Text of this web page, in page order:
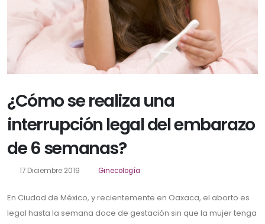
¿Cómo se realiza una
interrupción legal del embarazo
de 6 semanas?
17 Diciembre 2019 Ginecología
En Ciudad de México, y recientemente en Oaxaca, el aborto es
legal hasta la semana doce de gestación sin que la mujer tenga